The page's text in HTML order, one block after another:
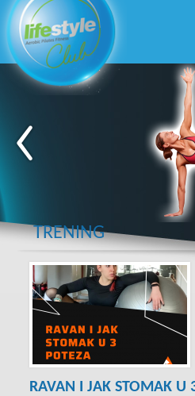
TRENING
RAVAN I JAK STOMAK U